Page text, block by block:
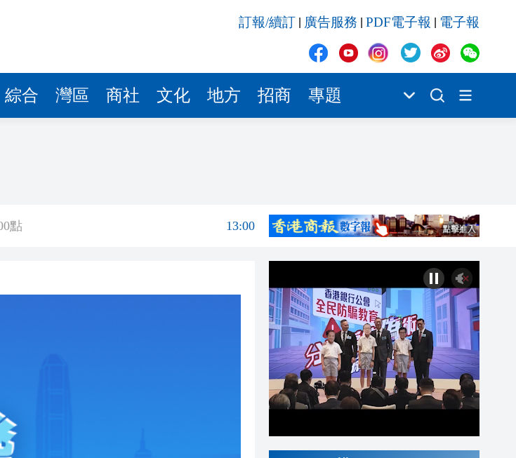
訂報/續訂 廣告服務 PDF電子報 電子報
綜合 灣區 商社 文化 地方 招商 專題
12:52
當銷售恒生國指掛鈎產品
助研防偽標籤、人工器官及柔性電池
13:54
點
13:00
點